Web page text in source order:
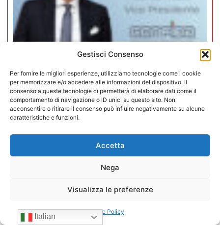
Gestisci Consenso
Per fornire le migliori esperienze, utilizziamo tecnologie come i cookie
per memorizzare e/o accedere alle informazioni del dispositivo. Il
consenso a queste tecnologie ci permetterà di elaborare dati come il
comportamento di navigazione o ID unici su questo sito. Non
acconsentire o ritirare il consenso può influire negativamente su alcune
caratteristiche e funzioni.
Accetta
Nega
Visualizza le preferenze
Cookie Policy
Mario Toniutti confermato Vice
Presidente di CONFIDA per il
15/07/2026
Italian